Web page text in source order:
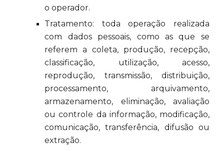
o operador.
Tratamento: toda operação realizada
com dados pessoais, como as que se
referem a coleta, produção, recepção,
classificação, utilização, acesso,
reprodução, transmissão, distribuição,
processamento, arquivamento,
armazenamento, eliminação, avaliação
ou controle da informação, modificação,
comunicação, transferência, difusão ou
extração.